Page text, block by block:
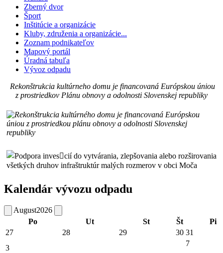
Zberný dvor
Šport
Inštitúcie a organizácie
Kluby, združenia a organizácie...
Zoznam podnikateľov
Mapový portál
Úradná tabuľa
Vývoz odpadu
Rekonštrukcia kultúrneho domu je financovaná Európskou úniou
z prostriedkov Plánu obnovy a odolnosti Slovenskej republiky
Kalendár vývozu odpadu
August2026
Po
Ut St Št
Pi
27
28 29 30 31
3
7